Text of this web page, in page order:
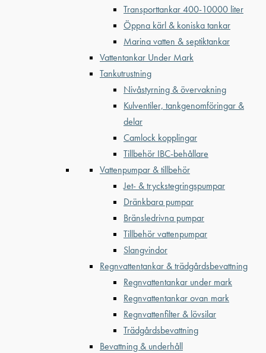
Transporttankar 400-10000 liter
Öppna kärl & koniska tankar
Marina vatten & septiktankar
Vattentankar Under Mark
Tankutrustning
Nivåstyrning & övervakning
Kulventiler, tankgenomföringar &
delar
Camlock kopplingar
Tillbehör IBC-behållare
Vattenpumpar & tillbehör
Jet- & tryckstegringspumpar
Dränkbara pumpar
Bränsledrivna pumpar
Tillbehör vattenpumpar
Slangvindor
Regnvattentankar & trädgårdsbevattning
Regnvattentankar under mark
Regnvattentankar ovan mark
Regnvattenfilter & lövsilar
Trädgårdsbevattning
Bevattning & underhåll